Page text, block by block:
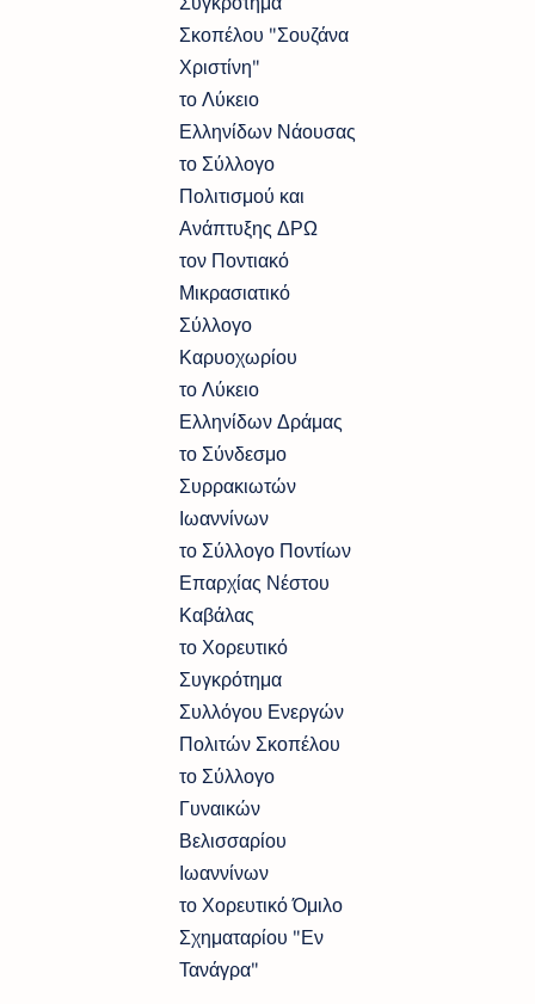
Σκοπέλου "Σουζάνα
Χριστίνη"
το Λύκειο
Ελληνίδων Νάουσας
το Σύλλογο
Πολιτισμού και
Ανάπτυξης ΔΡΩ
τον Ποντιακό
Μικρασιατικό
Σύλλογο
Καρυοχωρίου
το Λύκειο
Ελληνίδων Δράμας
το Σύνδεσμο
Συρρακιωτών
Ιωαννίνων
το Σύλλογο Ποντίων
Επαρχίας Νέστου
Καβάλας
το Χορευτικό
Συγκρότημα
Συλλόγου Ενεργών
Πολιτών Σκοπέλου
το Σύλλογο
Γυναικών
Βελισσαρίου
Ιωαννίνων
το Χορευτικό Όμιλο
Σχηματαρίου "Εν
Τανάγρα"